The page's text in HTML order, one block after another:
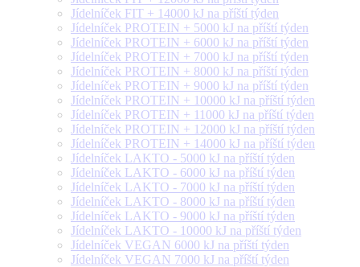
Jídelníček FIT + 14000 kJ na příští týden
Jídelníček PROTEIN + 5000 kJ na příští týden
Jídelníček PROTEIN + 6000 kJ na příští týden
Jídelníček PROTEIN + 7000 kJ na příští týden
Jídelníček PROTEIN + 8000 kJ na příští týden
Jídelníček PROTEIN + 9000 kJ na příští týden
Jídelníček PROTEIN + 10000 kJ na příští týden
Jídelníček PROTEIN + 11000 kJ na příští týden
Jídelníček PROTEIN + 12000 kJ na příští týden
Jídelníček PROTEIN + 14000 kJ na příští týden
Jídelníček LAKTO - 5000 kJ na příští týden
Jídelníček LAKTO - 6000 kJ na příští týden
Jídelníček LAKTO - 7000 kJ na příští týden
Jídelníček LAKTO - 8000 kJ na příští týden
Jídelníček LAKTO - 9000 kJ na příští týden
Jídelníček LAKTO - 10000 kJ na příští týden
Jídelníček VEGAN 6000 kJ na příští týden
Jídelníček VEGAN 7000 kJ na příští týden